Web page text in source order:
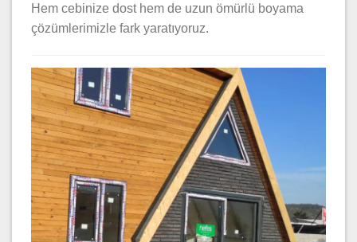
Hem cebinize dost hem de uzun ömürlü boyama
çözümlerimizle fark yaratıyoruz.